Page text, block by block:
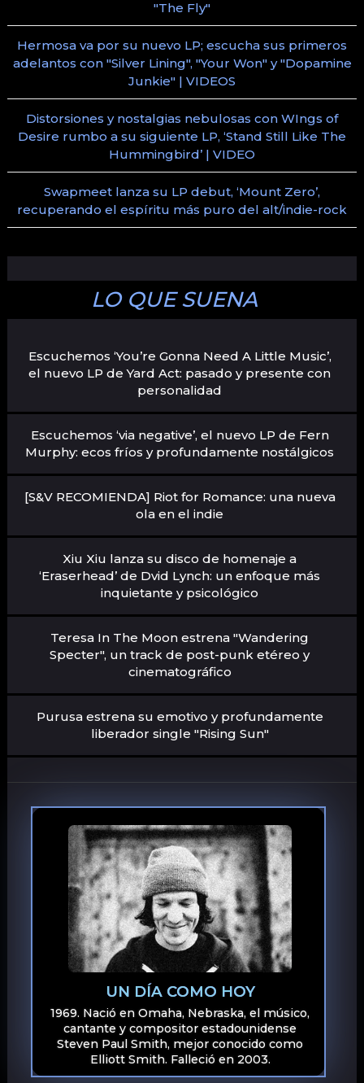
"The Fly"
Hermosa va por su nuevo LP; escucha sus primeros
adelantos con "Silver Lining", "Your Won" y "Dopamine
Junkie" | VIDEOS
Distorsiones y nostalgias nebulosas con WIngs of
Desire rumbo a su siguiente LP, ‘Stand Still Like The
Hummingbird’ | VIDEO
Swapmeet lanza su LP debut, ‘Mount Zero’,
recuperando el espíritu más puro del alt/indie-rock
LO QUE SUENA
Escuchemos ‘You’re Gonna Need A Little Music’,
el nuevo LP de Yard Act: pasado y presente con
personalidad
Escuchemos ‘via negative’, el nuevo LP de Fern
Murphy: ecos fríos y profundamente nostálgicos
[S&V RECOMIENDA] Riot for Romance: una nueva
ola en el indie
Xiu Xiu lanza su disco de homenaje a
‘Eraserhead’ de Dvid Lynch: un enfoque más
inquietante y psicológico
Teresa In The Moon estrena "Wandering
Specter", un track de post-punk etéreo y
cinematográfico
Purusa estrena su emotivo y profundamente
liberador single "Rising Sun"
UN DÍA COMO HOY
1969. Nació en Omaha, Nebraska, el músico,
cantante y compositor estadounidense
Steven Paul Smith, mejor conocido como
Elliott Smith. Falleció en 2003.